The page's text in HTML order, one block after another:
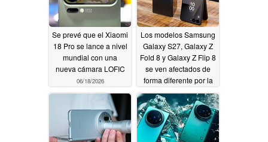
Se prevé que el Xiaomi
18 Pro se lance a nivel
mundial con una
nueva cámara LOFIC
06/18/2026
Los modelos Samsung
Galaxy S27, Galaxy Z
Fold 8 y Galaxy Z Flip 8
se ven afectados de
forma diferente por la
escasez de
componentes06/18/2026